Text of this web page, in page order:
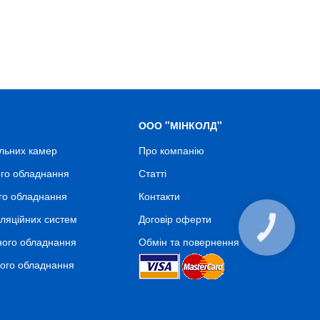
камер
обладнання
обладнання
систем
обладнання
обладнання
ООО "МІНКОЛД"
Про компанію
Статті
Контакти
Договір оферти
Обмін та повернення
КНОПКА
СВЯЗИ